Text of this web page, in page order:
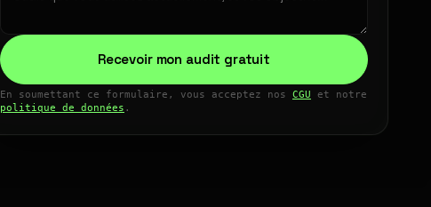
Recevoir mon audit gratuit
En soumettant ce formulaire, vous acceptez nos CGU et notre
politique de données .